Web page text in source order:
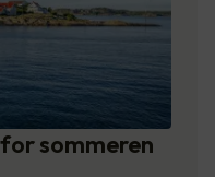
sommeren